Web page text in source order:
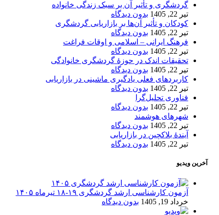
گردشگری و تأثیر آن بر سبک زندگی خانواده
تیر 22, 1405
بدون دیدگاه
کودکان و تأثیر آن‌ها بر بازاریابی گردشگری
تیر 22, 1405
بدون دیدگاه
فرهنگ ایرانی – اسلامی و اوقات فراغت
تیر 22, 1405
بدون دیدگاه
تحقیقات اندک در حوزۀ گردشگری خانوادگی
تیر 22, 1405
بدون دیدگاه
کاربردهای فعلی یادگیری ماشینی در بازاریابی
تیر 22, 1405
بدون دیدگاه
فناوری تحلیل‌گرا
تیر 22, 1405
بدون دیدگاه
شهرهای هوشمند
تیر 22, 1405
بدون دیدگاه
آیندۀ بلاکچین در بازاریابی
تیر 22, 1405
بدون دیدگاه
آخرین ویدیو
آزمون کارشناسی ارشد گردشگری ۱۹-۱۸ تیرماه ۱۴۰۵
خرداد 19, 1405
بدون دیدگاه